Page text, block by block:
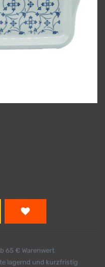
65 € Warenwert
lagernd und kurzfristig